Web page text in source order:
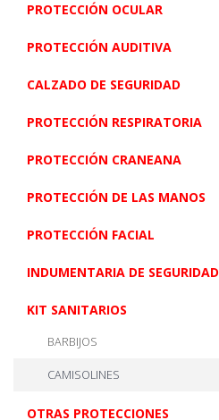
PROTECCIÓN OCULAR
PROTECCIÓN AUDITIVA
CALZADO DE SEGURIDAD
PROTECCIÓN RESPIRATORIA
PROTECCIÓN CRANEANA
PROTECCIÓN DE LAS MANOS
PROTECCIÓN FACIAL
INDUMENTARIA DE SEGURIDAD
KIT SANITARIOS
BARBIJOS
CAMISOLINES
OTRAS PROTECCIONES